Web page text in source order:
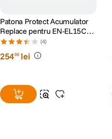
Patona Protect Acumulator
Replace pentru EN-EL15C
pentru Nikon Z5 Z6 Z7
2600mAh
(4)
25400 lei